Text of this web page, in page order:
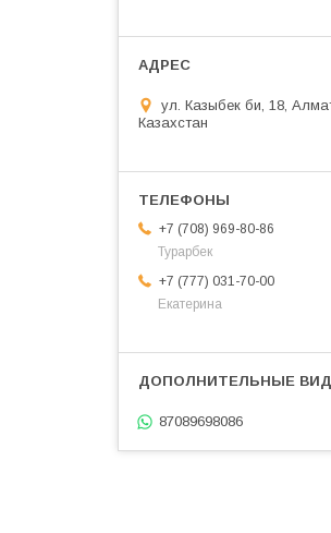
ул. Казыбек би, 18,
Казахстан
+7 (708) 969-80-86
Турарбек
+7 (777) 031-70-00
Екатерина
87089698086